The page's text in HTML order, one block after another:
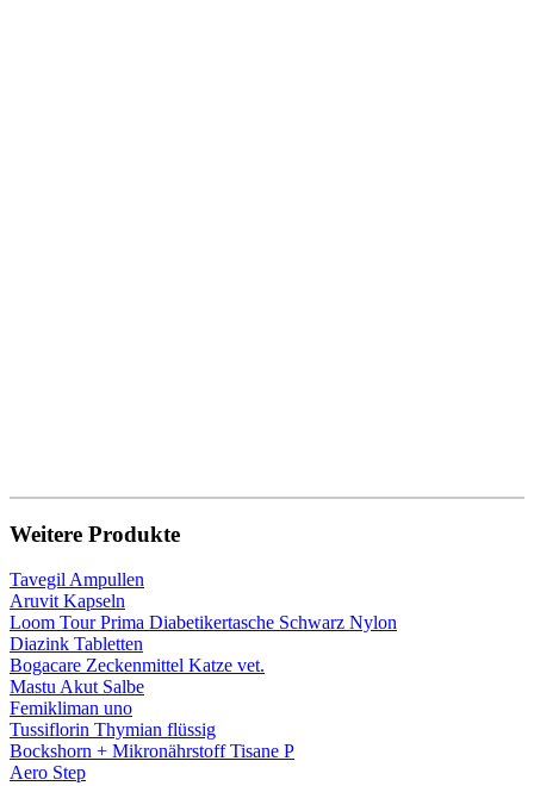
Weitere Produkte
Tavegil Ampullen
Aruvit Kapseln
Loom Tour Prima Diabetikertasche Schwarz Nylon
Diazink Tabletten
Bogacare Zeckenmittel Katze vet.
Mastu Akut Salbe
Femikliman uno
Tussiflorin Thymian flüssig
Bockshorn + Mikronährstoff Tisane P
Aero Step